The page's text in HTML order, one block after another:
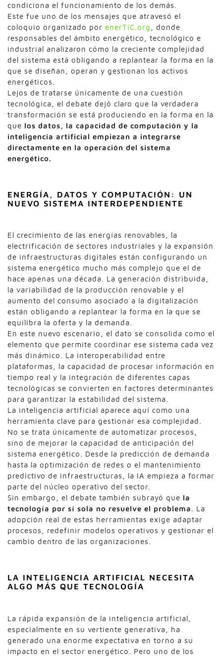
condiciona el funcionamiento de los demás.
Este fue uno de los mensajes que atravesó el
coloquio organizado por enerTIC.org
, donde
responsables del ámbito energético, tecnológico e
industrial analizaron cómo la creciente complejidad
del sistema está obligando a replantear la forma en la
que se diseñan, operan y gestionan los activos
energéticos.
Lejos de tratarse únicamente de una cuestión
tecnológica, el debate dejó claro que la verdadera
transformación se está produciendo en la forma en la
que los datos, la capacidad de computación y la
inteligencia artificial empiezan a integrarse
directamente en la operación del sistema
energético.
ENERGÍA, DATOS Y COMPUTACIÓN: UN
NUEVO SISTEMA INTERDEPENDIENTE
El crecimiento de las energías renovables, la
electrificación de sectores industriales y la expansión
de infraestructuras digitales están configurando un
sistema energético mucho más complejo que el de
hace apenas una década. La generación distribuida,
la variabilidad de la producción renovable y el
aumento del consumo asociado a la digitalización
están obligando a replantear la forma en la que se
equilibra la oferta y la demanda.
En este nuevo escenario, el dato se consolida como el
elemento que permite coordinar ese sistema cada vez
más dinámico. La interoperabilidad entre
plataformas, la capacidad de procesar información en
tiempo real y la integración de diferentes capas
tecnológicas se convierten en factores determinantes
para garantizar la estabilidad del sistema.
La inteligencia artificial aparece aquí como una
herramienta clave para gestionar esa complejidad.
No se trata únicamente de automatizar procesos,
sino de mejorar la capacidad de anticipación del
sistema energético. Desde la predicción de demanda
hasta la optimización de redes o el mantenimiento
predictivo de infraestructuras, la IA empieza a formar
parte del núcleo operativo del sector.
Sin embargo, el debate también subrayó que la
tecnología por sí sola no resuelve el problema
. La
adopción real de estas herramientas exige adaptar
procesos, redefinir modelos operativos y gestionar el
cambio dentro de las organizaciones.
LA INTELIGENCIA ARTIFICIAL NECESITA
ALGO MÁS QUE TECNOLOGÍA
La rápida expansión de la inteligencia artificial,
especialmente en su vertiente generativa, ha
generado una enorme expectativa en torno a su
impacto en el sector energético. Pero uno de los